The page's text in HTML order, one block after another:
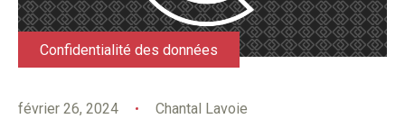
Confidentialité des données
février 26, 2024 Chantal Lavoie